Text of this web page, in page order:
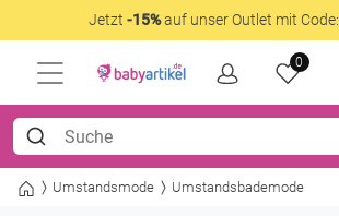
Jetzt -15%auf unser Outlet mit Code:
0
Umstandsmode Umstandsbademode